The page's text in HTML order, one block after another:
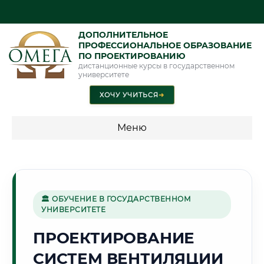
ДОПОЛНИТЕЛЬНОЕ
ПРОФЕССИОНАЛЬНОЕ ОБРАЗОВАНИЕ
ПО ПРОЕКТИРОВАНИЮ
дистанционные курсы в государственном
университете
ХОЧУ УЧИТЬСЯ➜
Меню
🚀
Г. КОРОЛЁВ
🏛 ОБУЧЕНИЕ В ГОСУДАРСТВЕННОМ
УНИВЕРСИТЕТЕ
ПРОЕКТИРОВАНИЕ
СИСТЕМ ВЕНТИЛЯЦИИ